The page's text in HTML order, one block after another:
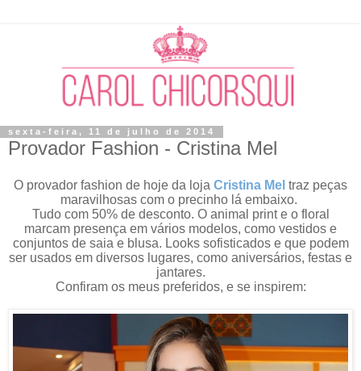
sexta-feira, 11 de julho de 2014
Provador Fashion - Cristina Mel
O provador fashion de hoje da loja Cristina Mel traz peças
maravilhosas com o precinho lá embaixo.
Tudo com 50% de desconto. O animal print e o floral
marcam presença em vários modelos, como vestidos e
conjuntos de saia e blusa. Looks sofisticados e que podem
ser usados em diversos lugares, como aniversários, festas e
jantares.
Confiram os meus preferidos, e se inspirem: